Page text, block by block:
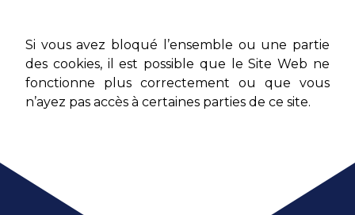
Si vous avez bloqué l’ensemble ou une partie
des cookies, il est possible que le Site Web ne
fonctionne plus correctement ou que vous
n’ayez pas accès à certaines parties de ce site.